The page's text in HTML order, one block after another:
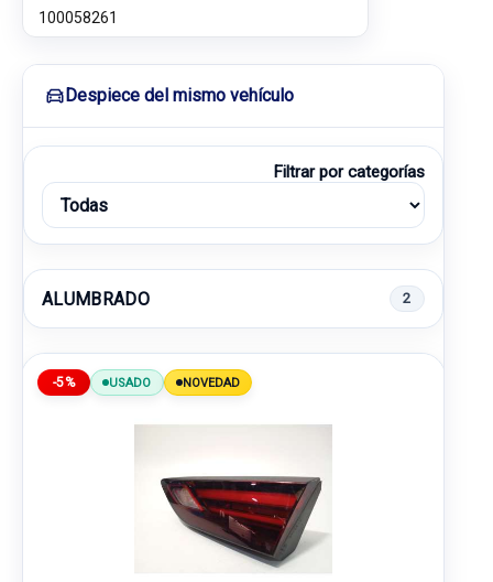
100058261
Despiece del mismo vehículo
Filtrar por categorías
ALUMBRADO 2
-5% USADO NOVEDAD